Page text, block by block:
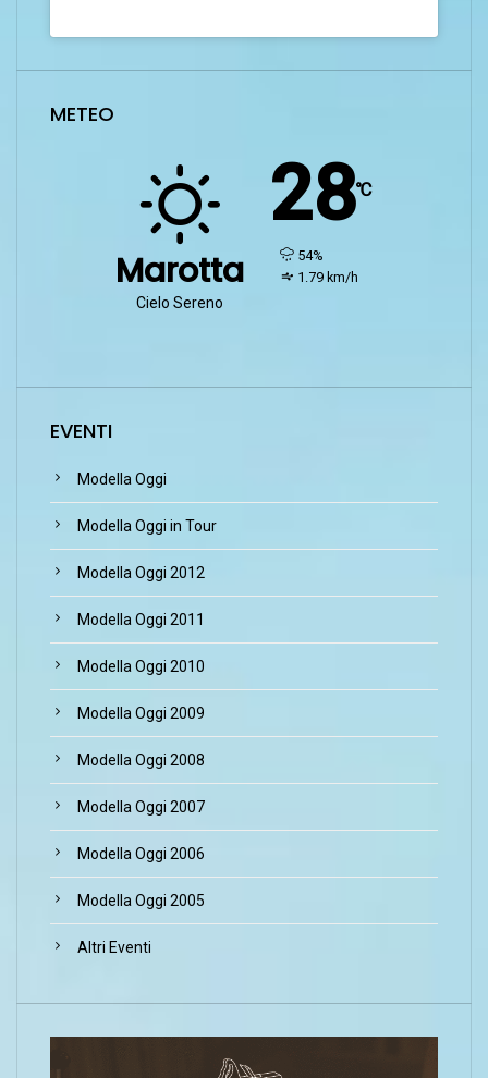
METEO
Marotta
Cielo Sereno
28℃
humidity:
54%
wind:
1.79 km/h
EVENTI
Modella Oggi
Modella Oggi in Tour
Modella Oggi 2012
Modella Oggi 2011
Modella Oggi 2010
Modella Oggi 2009
Modella Oggi 2008
Modella Oggi 2007
Modella Oggi 2006
Modella Oggi 2005
Altri Eventi